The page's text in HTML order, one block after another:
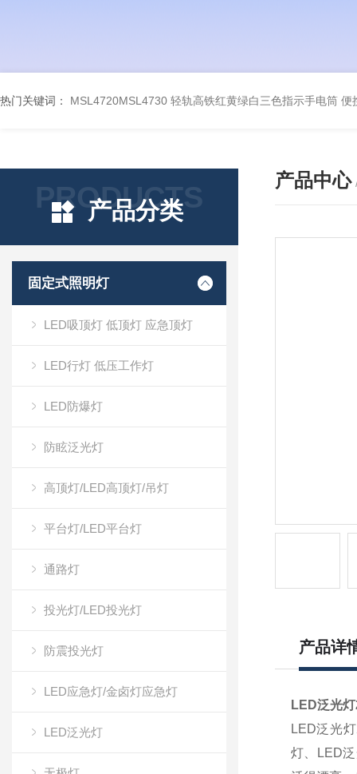
热门关键词： MSL4720MSL4730 轻轨高铁红黄绿白三色指示手电筒 便
PRODUCTS
产品分类
固定式照明灯
LED吸顶灯 低顶灯 应急顶灯
LED行灯 低压工作灯
LED防爆灯
防眩泛光灯
高顶灯/LED高顶灯/吊灯
平台灯/LED平台灯
通路灯
投光灯/LED投光灯
防震投光灯
LED应急灯/金卤灯应急灯
LED泛光灯
产品中心
产品详
LED泛光
LED泛光
灯、LED